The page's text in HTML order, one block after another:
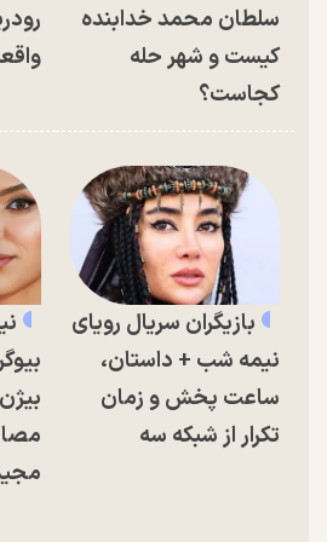
سلطان محمد خدابنده
کیست و شهر حله
کجاست؟
بازیگران سریال رویای
نیمه شب + داستان،
ساعت پخش و زمان
تکرار از شبکه سه